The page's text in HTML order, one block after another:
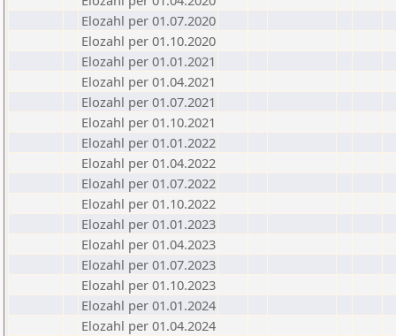
Elozahl per 01.07.2020
Elozahl per 01.10.2020
Elozahl per 01.01.2021
Elozahl per 01.04.2021
Elozahl per 01.07.2021
Elozahl per 01.10.2021
Elozahl per 01.01.2022
Elozahl per 01.04.2022
Elozahl per 01.07.2022
Elozahl per 01.10.2022
Elozahl per 01.01.2023
Elozahl per 01.04.2023
Elozahl per 01.07.2023
Elozahl per 01.10.2023
Elozahl per 01.01.2024
Elozahl per 01.04.2024